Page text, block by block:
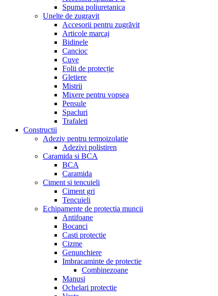
Spuma poliuretanica
Unelte de zugravit
Accesorii pentru zugrăvit
Articole marcaj
Bidinele
Cancioc
Cuve
Folii de protecție
Gletiere
Mistrii
Mixere pentru vopsea
Pensule
Spacluri
Trafaleti
Constructii
Adeziv pentru termoizolatie
Adezivi polistiren
Caramida si BCA
BCA
Caramida
Ciment si tencuieli
Ciment gri
Tencuieli
Echipamente de protectia muncii
Antifoane
Bocanci
Casti protectie
Cizme
Genunchiere
Imbracaminte de protectie
Combinezoane
Manusi
Ochelari protectie